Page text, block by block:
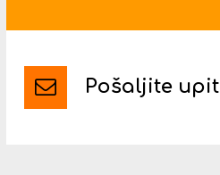
Pošaljite upit